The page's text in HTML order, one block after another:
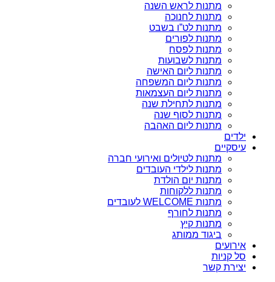
מתנות לראש השנה
מתנות לחנוכה
מתנות לט”ו בשבט
מתנות לפורים
מתנות לפסח
מתנות לשבועות
מתנות ליום האישה
מתנות ליום המשפחה
מתנות ליום העצמאות
מתנות לתחילת שנה
מתנות לסוף שנה
מתנות ליום האהבה
ילדים
עיסקיים
מתנות לטיולים ואירועי חברה
מתנות לילדי העובדים
מתנות יום הולדת
מתנות ללקוחות
מתנות WELCOME לעובדים
מתנות לחורף
מתנות קיץ
ביגוד ממותג
אירועים
סל קניות
יצירת קשר